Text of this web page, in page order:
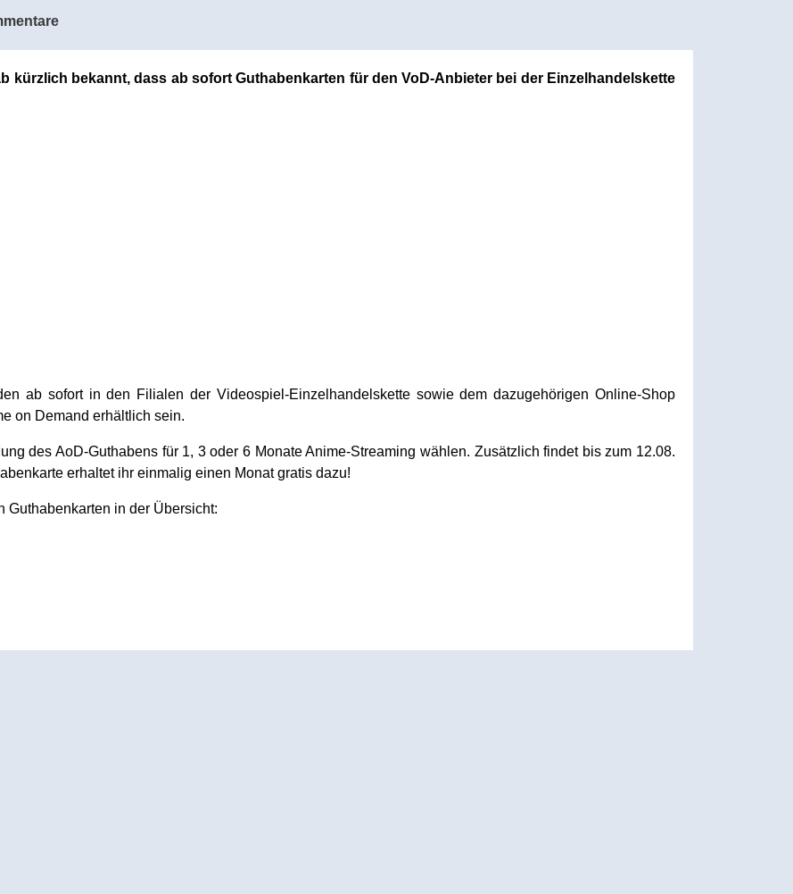
kürzlich bekannt, dass ab sofort Guthabenkarten für den VoD-Anbieter bei der Einzelhandelskette
ab sofort in den Filialen der Videospiel-Einzelhandelskette sowie dem dazugehörigen Online-Shop
on Demand erhältlich sein.
des AoD-Guthabens für 1, 3 oder 6 Monate Anime-Streaming wählen. Zusätzlich findet bis zum 12.08.
erhaltet ihr einmalig einen Monat gratis dazu!
Guthabenkarten in der Übersicht: